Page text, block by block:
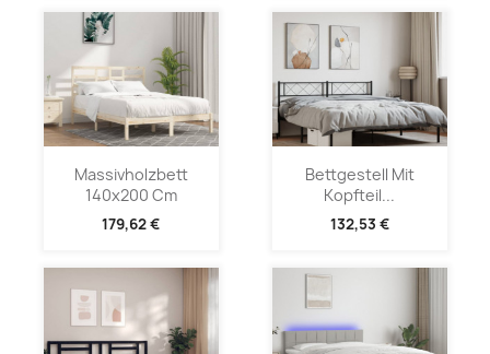
Massivholzbett
140x200 Cm
179,62 €
Bettgestell Mit
Kopfteil...
132,53 €